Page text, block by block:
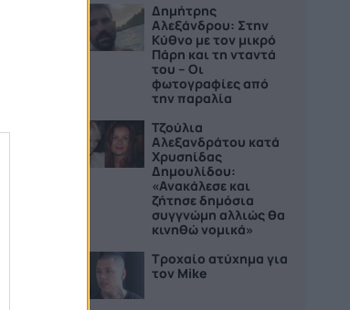
Δημήτρης
Αλεξάνδρου: Στην
Κύθνο με τον μικρό
Πάρη και τη νταντά
του – Οι
φωτογραφίες από
την παραλία
Τζούλια
Αλεξανδράτου κατά
Χρυσηίδας
Δημουλίδου:
«Ανακάλεσε και
ζήτησε δημόσια
συγγνώμη αλλιώς θα
κινηθώ νομικά»
Τροχαίο ατύχημα για
τον Mike